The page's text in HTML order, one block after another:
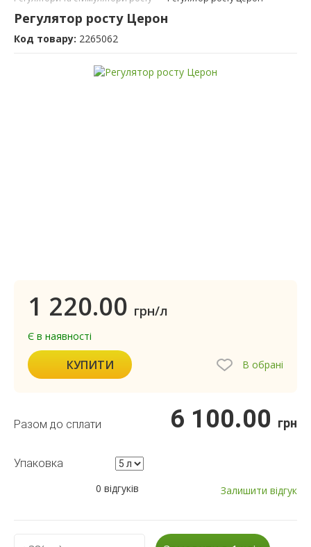
Регулятор росту Церон
Код товару: 2265062
1 220.00 грн/л
Є в наявності
КУПИТИ В обрані
Разом до сплати 6 100.00 грн
Упаковка
0 відгуків
Залишити відгук